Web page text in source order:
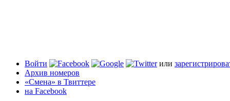
Войти или
Архив номеров
«Смена» в Твиттере
на Facebook